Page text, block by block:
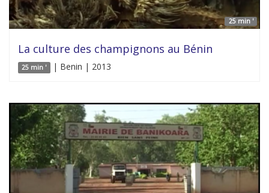
25 min '
La culture des champignons au Bénin
25 min ' | Benin | 2013